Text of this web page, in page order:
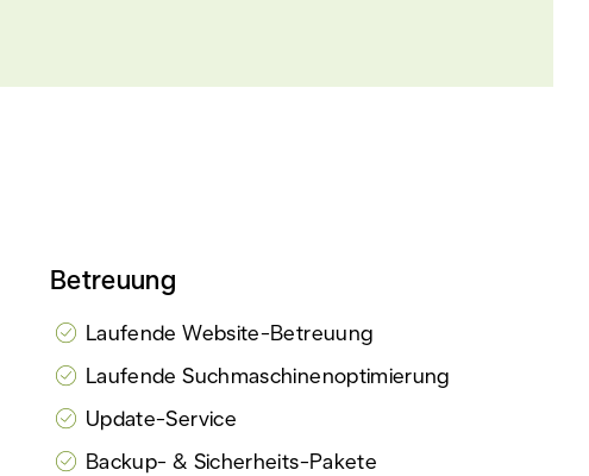
Betreuung
Laufende Website-Betreuung
Laufende Suchmaschinenoptimierung
Update-Service
Backup- & Sicherheits-Pakete